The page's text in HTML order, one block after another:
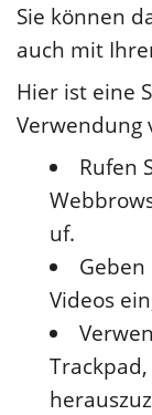
Sie können
auch mit
Hier ist eine
Verwendung
Rufen
uf.
Geben
Videos